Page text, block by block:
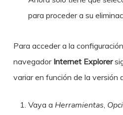
para proceder a su
Para acceder a la
navegador Internet Explorer
variar en función de la versión
Vaya a Herramientas,